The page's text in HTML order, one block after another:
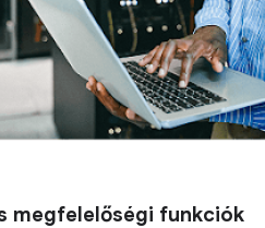
megfelelőségi funkciók